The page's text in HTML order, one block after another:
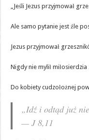
„Jeśli Jezus przyjmował
Ale samo pytanie jest źle
Jezus przyjmował
Nigdy nie mylił
Do kobiety cudzołożnej
„Idź i odtąd już
— J 8,11